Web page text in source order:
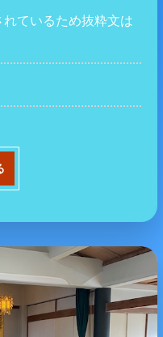
ているため抜粋文は